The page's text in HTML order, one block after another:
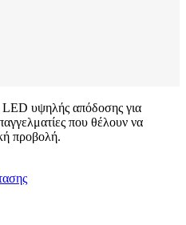
υψηλής απόδοσης για
που θέλουν να
προβολή.